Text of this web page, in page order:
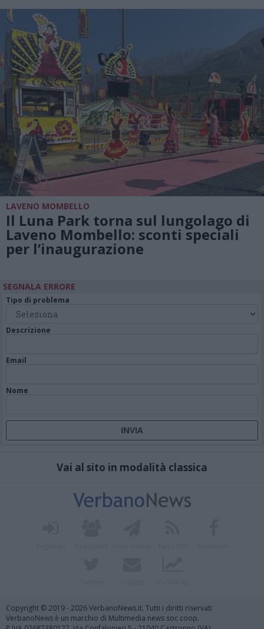
LAVENO MOMBELLO
Il Luna Park torna sul lungolago di
Laveno Mombello: sconti speciali
per l’inaugurazione
SEGNALA ERRORE
Tipo di problema
Descrizione
Email
Nome
Vai al sito in modalità classica
Copyright © 2019 - 2026 VerbanoNews.it. Tutti i diritti riservati
VerbanoNews è un marchio di Multimedia news soc coop.